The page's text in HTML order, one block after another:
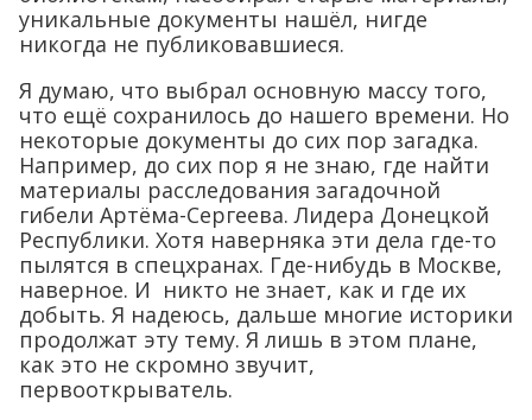
уникальные документы нашёл, нигде
никогда не публиковавшиеся.
Я думаю, что выбрал основную массу того,
что ещё сохранилось до нашего времени. Но
некоторые документы до сих пор загадка.
Например, до сих пор я не знаю, где найти
материалы расследования загадочной
гибели Артёма-Сергеева. Лидера Донецкой
Республики. Хотя наверняка эти дела где-то
пылятся в спецхранах. Где-нибудь в Москве,
наверное. И никто не знает, как и где их
добыть. Я надеюсь, дальше многие историки
продолжат эту тему. Я лишь в этом плане,
как это не скромно звучит,
первооткрыватель.